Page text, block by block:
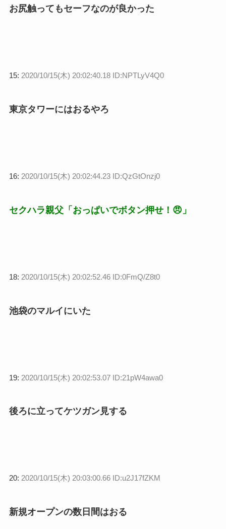
お尻触ってもセーフなのが良かった
15: 2020/10/15(木) 20:02:40.18 ID:NPTLyV4Q0
東京タワーにはおるやろ
16: 2020/10/15(木) 20:02:44.23 ID:QzGtOnzj0
セクハラ親父「おっぱいでボタン押せ！😠」
18: 2020/10/15(木) 20:02:52.46 ID:0FmQ/Z8t0
池袋のマルイにいた
19: 2020/10/15(木) 20:02:53.07 ID:21pW4awa0
後ろに立ってケツガン見する
20: 2020/10/15(木) 20:03:00.66 ID:u2J17fZKM
新規オープンの数日間はおる